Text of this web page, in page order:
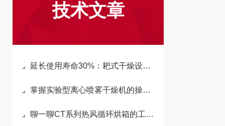
技术文章
延长使用寿命30%：耙式干燥设备主轴密封结构与轴承座的维护规范
掌握实验型离心喷雾干燥机的操作流程，提升实验效率
聊一聊CT系列热风循环烘箱的工作事项